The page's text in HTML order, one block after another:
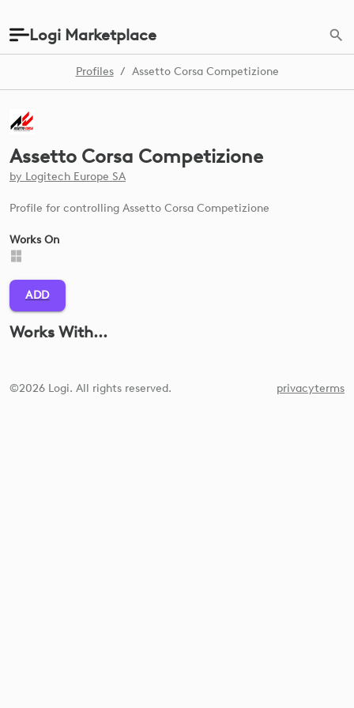
Logi Marketplace
Profiles / Assetto Corsa Competizione
Assetto Corsa Competizione
by Logitech Europe SA
Profile for controlling Assetto Corsa Competizione
Works On
ADD
Works With...
©2026 Logi. All rights reserved. privacyterms